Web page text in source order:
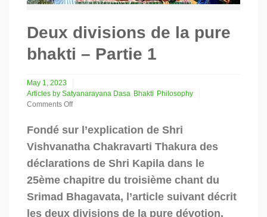
Deux divisions de la pure
bhakti – Partie 1
May 1, 2023
Articles by Satyanarayana Dasa Bhakti Philosophy
Comments Off
Deux
divisions
de
la
pure
bhakti
Partie
1
Fondé sur l’explication de Shri
Vishvanatha Chakravarti Thakura des
déclarations de Shri Kapila dans le
25ème chapitre du troisième chant du
Srimad Bhagavata, l’article suivant décrit
les deux divisions de la pure dévotion,